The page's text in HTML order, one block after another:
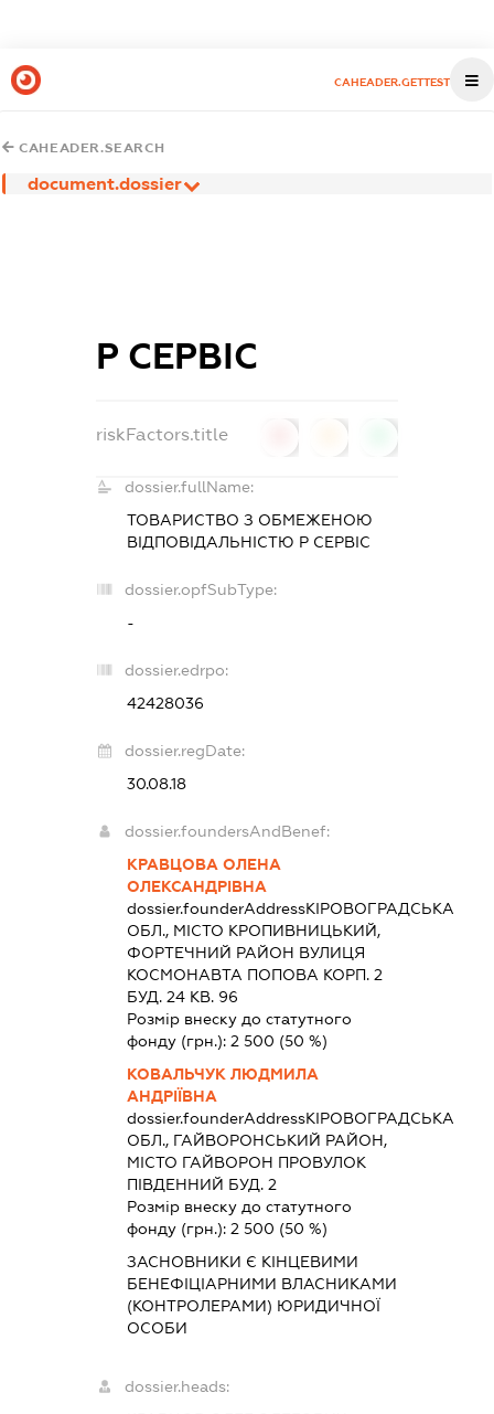
CAHEADER.GETTEST
CAHEADER.SEARCH
document.dossier
Р СЕРВІС
riskFactors.title
dossier.fullName:
ТОВАРИСТВО З ОБМЕЖЕНОЮ
ВІДПОВІДАЛЬНІСТЮ Р СЕРВІС
dossier.opfSubType:
-
dossier.edrpo:
42428036
dossier.regDate:
30.08.18
dossier.foundersAndBenef:
КРАВЦОВА ОЛЕНА
ОЛЕКСАНДРІВНА
dossier.founderAddressКІРОВОГРАДСЬКА
ОБЛ., МІСТО КРОПИВНИЦЬКИЙ,
ФОРТЕЧНИЙ РАЙОН ВУЛИЦЯ
КОСМОНАВТА ПОПОВА КОРП. 2
БУД. 24 КВ. 96
Розмір внеску до статутного
фонду (грн.):2 500 (50 %)
КОВАЛЬЧУК ЛЮДМИЛА
АНДРІЇВНА
dossier.founderAddressКІРОВОГРАДСЬКА
ОБЛ., ГАЙВОРОНСЬКИЙ РАЙОН,
МІСТО ГАЙВОРОН ПРОВУЛОК
ПІВДЕННИЙ БУД. 2
Розмір внеску до статутного
фонду (грн.):2 500 (50 %)
ЗАСНОВНИКИ Є КІНЦЕВИМИ
БЕНЕФІЦІАРНИМИ ВЛАСНИКАМИ
(КОНТРОЛЕРАМИ) ЮРИДИЧНОЇ
ОСОБИ
dossier.heads: